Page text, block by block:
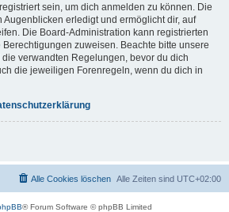
sein, um dich anmelden zu können. Die
erledigt und ermöglicht dir, auf
Die Board-Administration kann registrierten
zuweisen. Beachte bitte unsere
verwandten Regelungen, bevor du dich
die jeweiligen Forenregeln, wenn du dich in
Alle Zeiten sind UTC+02:00
Alle Cookies löschen
® Forum Software © phpBB Limited